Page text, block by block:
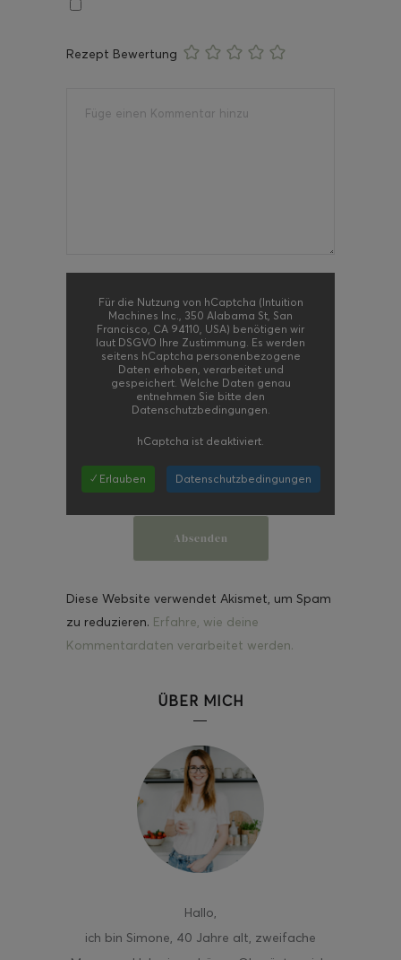
Rezept Bewertung
Für die Nutzung von hCaptcha (Intuition
Machines Inc., 350 Alabama St, San
Francisco, CA 94110, USA) benötigen wir
laut DSGVO Ihre Zustimmung. Es werden
seitens hCaptcha personenbezogene
Daten erhoben, verarbeitet und
gespeichert. Welche Daten genau
entnehmen Sie bitte den
Datenschutzbedingungen.
hCaptcha ist deaktiviert.
✓ Erlauben Datenschutzbedingungen
Diese Website verwendet Akismet, um Spam
zu reduzieren. Erfahre, wie deine
Kommentardaten verarbeitet werden.
ÜBER MICH
Hallo,
ich bin Simone, 40 Jahre alt, zweifache